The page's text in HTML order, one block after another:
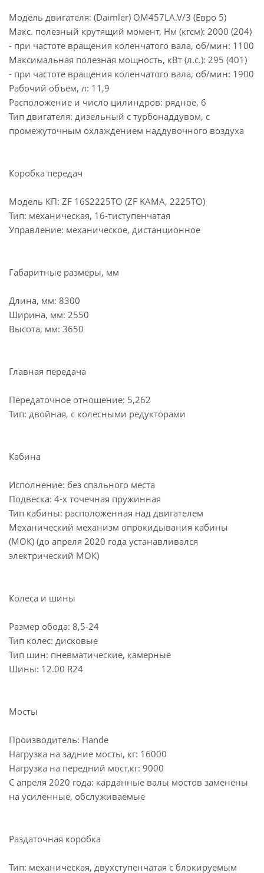
Модель двигателя: (Daimler) OM457LA.V/3 (Евро 5)
Макс. полезный крутящий момент, Нм (кгсм): 2000 (204)
- при частоте вращения коленчатого вала, об/мин: 1100
Максимальная полезная мощность, кВт (л.с.): 295 (401)
- при частоте вращения коленчатого вала, об/мин: 1900
Рабочий объем, л: 11,9
Расположение и число цилиндров: рядное, 6
Тип двигателя: дизельный с турбонаддувом, с
промежуточным охлаждением наддувочного воздуха
Коробка передач
Модель КП: ZF 16S2225TO (ZF KAMA, 2225TO)
Тип: механическая, 16-тиступенчатая
Управление: механическое, дистанционное
Габаритные размеры, мм
Длина, мм: 8300
Ширина, мм: 2550
Высота, мм: 3650
Главная передача
Передаточное отношение: 5,262
Тип: двойная, с колесными редукторами
Кабина
Исполнение: без спального места
Подвеска: 4-х точечная пружинная
Тип кабины: расположенная над двигателем
Механический механизм опрокидывания кабины
(МОК) (до апреля 2020 года устанавливался
электрический МОК)
Колеса и шины
Размер обода: 8,5-24
Тип колес: дисковые
Тип шин: пневматические, камерные
Шины: 12.00 R24
Мосты
Производитель: Hande
Нагрузка на задние мосты, кг: 16000
Нагрузка на передний мост,кг: 9000
С апреля 2020 года: карданные валы мостов заменены
на усиленные, обслуживаемые
Раздаточная коробка
Тип: механическая, двухступенчатая с блокируемым